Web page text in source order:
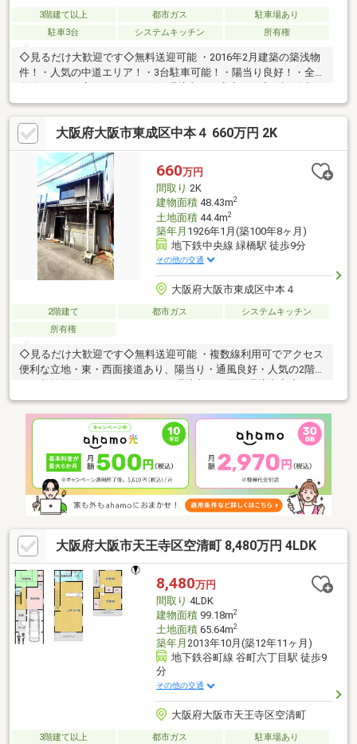
3階建て以上 都市ガス
駐車場あり
駐車3台
システムキッチン 所有権
◇見るだけ大歓迎です◇無料送迎可能 ・2016年2月建築の築浅物
件！・人気の中道エリア！・3台駐車可能！・陽当り良好！・全面
スポンスは迅速に◇交渉は全力です◆‐多忙なお客様の「面倒だ
な」をフルサポート致します‐◆「とりあえず見たい」「他社でロ
ーンをを断られた」「他社の物件もまとめて見てみたい」「相談
だけしてみたい」「しっかり交渉してほしい」「無駄を省きた
い」等お気軽にご連絡下さいませ。
大阪府大阪市東成区中本４ 660万円 2K
660万円
間取り 2K
建物面積48.43m2
土地面積44.4m2
築年月 1926年1月(築100年8ヶ月)
地下鉄中央線 緑橋駅 徒歩9分
その他の交通
大阪府大阪市東成区中本４
2階建て 都市ガス
システムキッチン
所有権
◇見るだけ大歓迎です◇無料送迎可能 ・複数線利用可でアクセス
便利な立地・東・西面接道あり、陽当り・通風良好・人気の2階建
ポンスは迅速に◆交渉は全力です◆‐多忙なお客様の「面倒だな」
をフルサポート致します‐◆「とりあえず見たい」「他社でローン
を断られた」「他社の物件もまとめて見てみたい」「相談だけし
てみたい」「しっかり交渉してほしい」「無駄を省きたい」等お
気軽にご連絡下さいませ。
大阪府大阪市天王寺区空清町 8,480万円 4LDK
8,480万円
間取り 4LDK
建物面積99.18m2
土地面積65.64m2
築年月 2013年10月(築12年11ヶ月)
地下鉄谷町線 谷町六丁目駅 徒歩9
分
その他の交通
大阪府大阪市天王寺区空清町
3階建て以上 都市ガス
駐車場あり